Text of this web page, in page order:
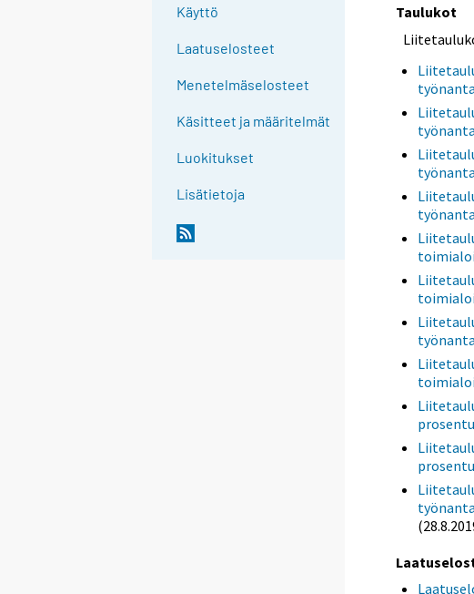
Käyttö
Laatuselosteet
Menetelmäselosteet
Käsitteet ja määritelmät
Luokitukset
Lisätietoja
Taulukot